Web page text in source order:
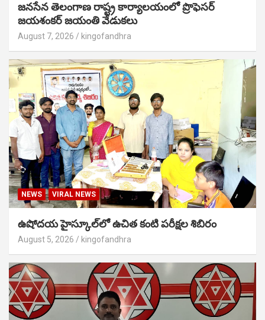
జనసేన తెలంగాణ రాష్ట్ర కార్యాలయంలో ప్రొఫెసర్
జయశంకర్ జయంతి వేడుకలు
August 7, 2026 kingofandhra
NEWS VIRAL NEWS
ఉషోదయ హైస్కూల్‌లో ఉచిత కంటి పరీక్షల శిబిరం
August 5, 2026 kingofandhra